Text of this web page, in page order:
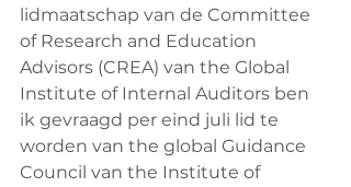
lidmaatschap van de Committee
of Research and Education
Advisors (CREA) van the Global
Institute of Internal Auditors ben
ik gevraagd per eind juli lid te
worden van the global Guidance
Council van the Institute of